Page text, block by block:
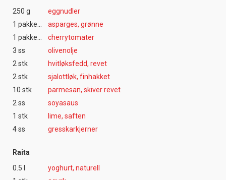
250 g
eggnudler
asparges, grønne
cherrytomater
3 ss
olivenolje
2 stk
hvitløksfedd, revet
2 stk
sjalottløk, finhakket
10 stk
parmesan, skiver revet
2 ss
soyasaus
1 stk
lime, saften
4 ss
gresskarkjerner
Raita
0.5 l
yoghurt, naturell